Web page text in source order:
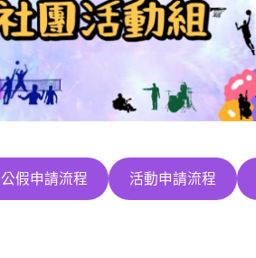
公假申請流程 活動申請流程